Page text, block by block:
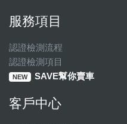
服務項目
認證檢測流程
認證檢測項目
NEW SAVE幫你賣車
客戶中心